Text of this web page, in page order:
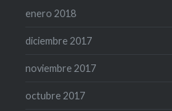
enero 2018
diciembre 2017
noviembre 2017
octubre 2017